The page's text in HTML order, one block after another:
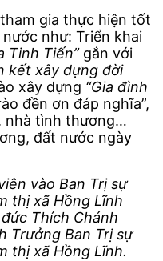
gia thực hiện tốt
như: Triển khai
Tinh Tiến”gắn với
kết xây dựng đời
xây dựng “Gia đình
đền ơn đáp nghĩa”,
nhà tình thương…
đất nước ngày
vào Ban Trị sự
thị xã Hồng Lĩnh
Thích Chánh
Trưởng Ban Trị sự
thị xã Hồng Lĩnh.